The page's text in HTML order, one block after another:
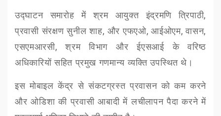
उद्घाटन समारोह में श्रम आयुक्त इंद्रमणि त्रिपाठी,
प्रवासी संरक्षण सुनील शाह, और एफएओ,आईओएम,वासन,
एसएमआरसी,श्रम विभाग और ईएसआई के वरिष्ठ
अधिकारियों सहित प्रमुख गणमान्य व्यक्ति उपस्थित थे।
इस मोबाइल केंद्र से संकटग्रस्त प्रवासन को कम करने
और ओडिशा की प्रवासी आबादी में लचीलापन पैदा करने में